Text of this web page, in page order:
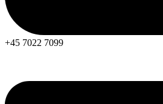
+45 7022 7099